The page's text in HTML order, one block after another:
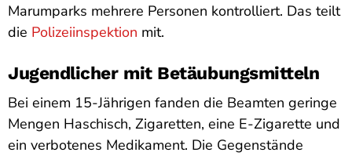
Marumparks mehrere Personen kontrolliert. Das teilt
die Polizeiinspektion mit.
Jugendlicher mit Betäubungsmitteln
Bei einem 15-Jährigen fanden die Beamten geringe
Mengen Haschisch, Zigaretten, eine E-Zigarette und
ein verbotenes Medikament. Die Gegenstände